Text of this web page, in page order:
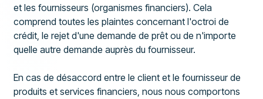
et les fournisseurs (organismes financiers). Cela
comprend toutes les plaintes concernant l'octroi de
crédit, le rejet d'une demande de prêt ou de n'importe
quelle autre demande auprès du fournisseur.
En cas de désaccord entre le client et le fournisseur de
produits et services financiers, nous nous comportons